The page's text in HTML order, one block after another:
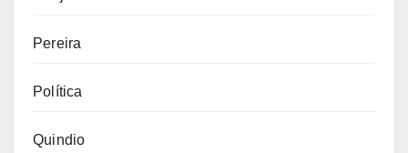
Pereira
Política
Quindio